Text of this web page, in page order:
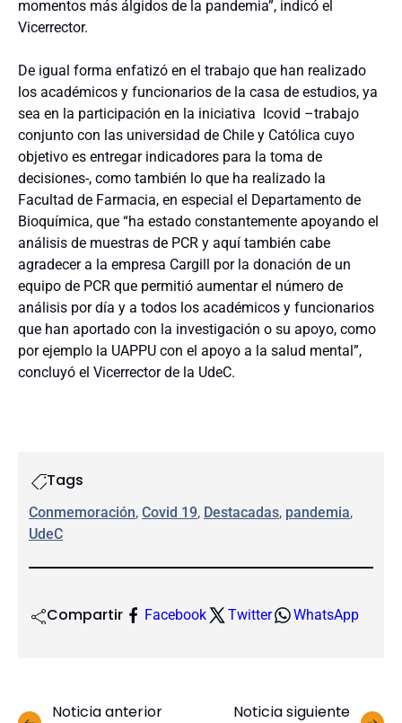
momentos más álgidos de la pandemia”, indicó el
Vicerrector.
De igual forma enfatizó en el trabajo que han realizado
los académicos y funcionarios de la casa de estudios, ya
sea en la participación en la iniciativa Icovid –trabajo
conjunto con las universidad de Chile y Católica cuyo
objetivo es entregar indicadores para la toma de
decisiones-, como también lo que ha realizado la
Facultad de Farmacia, en especial el Departamento de
Bioquímica, que “ha estado constantemente apoyando el
análisis de muestras de PCR y aquí también cabe
agradecer a la empresa Cargill por la donación de un
equipo de PCR que permitió aumentar el número de
análisis por día y a todos los académicos y funcionarios
que han aportado con la investigación o su apoyo, como
por ejemplo la UAPPU con el apoyo a la salud mental”,
concluyó el Vicerrector de la UdeC.
Tags
Conmemoración, Covid 19, Destacadas, pandemia
UdeC
Compartir Facebook Twitter WhatsApp
Noticia anterior Noticia siguiente